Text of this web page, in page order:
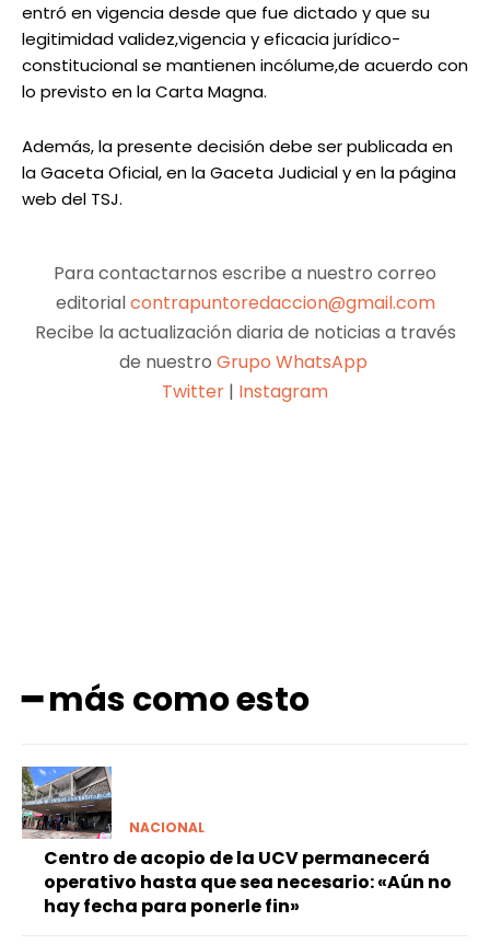
entró en vigencia desde que fue dictado y que su
legitimidad validez,vigencia y eficacia jurídico-
constitucional se mantienen incólume,de acuerdo con
lo previsto en la Carta Magna.
Además, la presente decisión debe ser publicada en
la Gaceta Oficial, en la Gaceta Judicial y en la página
web del TSJ.
Para contactarnos escribe a nuestro correo
editorialcontrapuntoredaccion@gmail.com
Recibe la actualización diaria de noticias a través
de nuestro Grupo WhatsApp
Twitter | Instagram
━ más como esto
NACIONAL
Centro de acopio de la UCV permanecerá
operativo hasta que sea necesario: «Aún no
hay fecha para ponerle fin»